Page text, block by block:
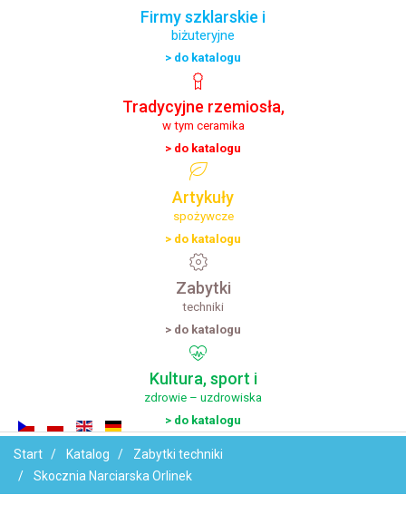
Firmyszklarskie i
biżuteryjne
> do katalogu
Tradycyjne rzemiosła,
w tym ceramika
> do katalogu
Artykuły
spożywcze
> do katalogu
Zabytki
techniki
> do katalogu
Kultura, sport i
zdrowie – uzdrowiska
> do katalogu
Start Katalog
Zabytki techniki
Skocznia Narciarska Orlinek
Imię i
Nazwisko